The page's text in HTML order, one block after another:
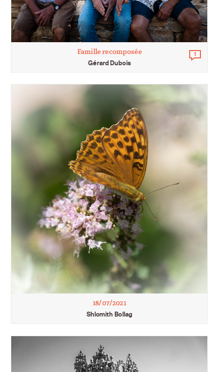
Famille recomposée
Gérard Dubois
1
18/07/2021
Shlomith Bollag